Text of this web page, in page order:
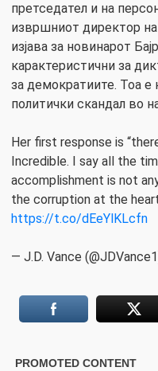
претседател и на
извршниот директор
изјава за новинарот
карактеристични за
за демократиите. Тоа е
политички скандал во
Her first response is
Incredible. I say all the
accomplishment is not
the corruption at the
https://t.co/dEeYlKLcfn
— J.D. Vance